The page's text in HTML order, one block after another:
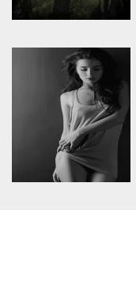
Warning: Use of undefined
constant article_topic -
assumed 'article_topic' (this
will throw an Error in a future
version of PHP) in
/home/keedkean/
on line534
The Ancient Tales : The
Awakening